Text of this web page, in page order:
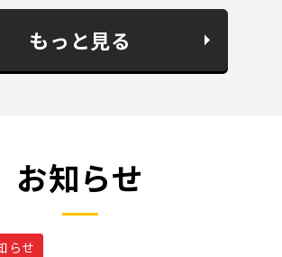
もっと見る
お知らせ
らせ